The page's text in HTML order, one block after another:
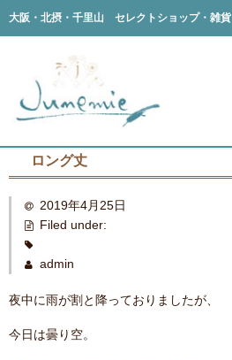
大阪・北摂・千里山 セレクトショップ・雑貨
all item
member
ロング丈
2019年4月25日
Filed under:
admin
夜中に雨が割と降っておりましたが、
今日は曇り空。